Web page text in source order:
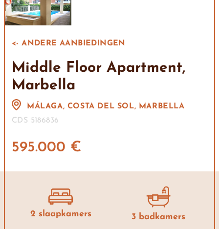
<- ANDERE AANBIEDINGEN
Middle Floor Apartment,
Marbella
MÁLAGA, COSTA DEL SOL, MARBELLA
CDS 5186836
595.000 €
2 slaapkamers 3 badkamers